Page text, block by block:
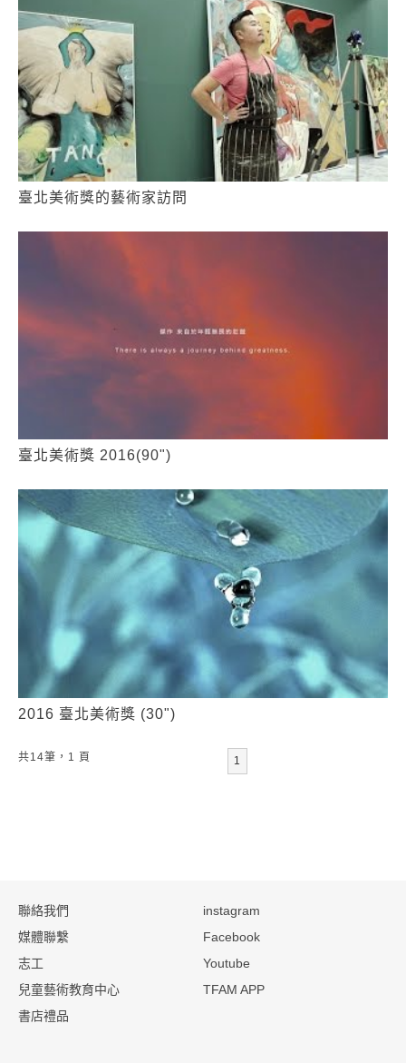
臺北美術獎的藝術家訪問
臺北美術獎 2016(90")
2016 臺北美術獎 (30")
1
共14筆，1 頁
聯絡我們
媒體聯繫
志工
兒童藝術教育中心
書店禮品
instagram
Facebook
Youtube
TFAM APP